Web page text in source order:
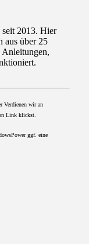
seit 2013. Hier
aus über 25
Anleitungen,
Verdienen wir an
Link klickst.
ggf. eine